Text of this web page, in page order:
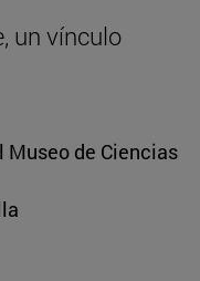
un vínculo
de Ciencias